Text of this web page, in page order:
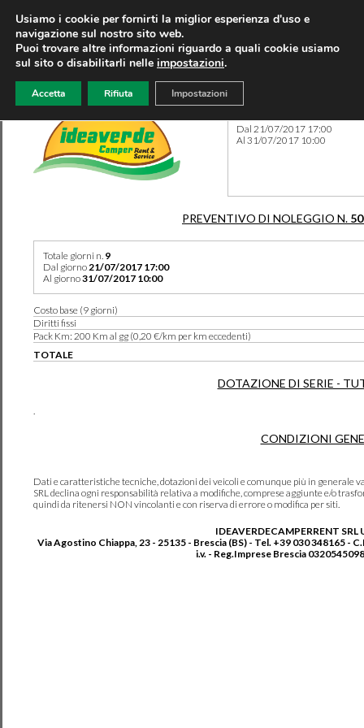
Dal 21/07/2017 17:00
Al 31/07/2017 10:00
PREVENTIVO DI NOLEGGIO N.
Totale giorni n. 9
Dal giorno21/07/2017 17:00
Al giorno31/07/2017 10:00
Costo base (9 giorni)
Diritti fissi
Pack Km: 200 Km al gg (0,20 €/km per km eccedenti)
TOTALE
DOTAZIONE DI SERIE -
.
CONDIZIONI
Dati e caratteristiche tecniche, dotazioni dei veicoli e comunque più in generale
SRL declina ogni responsabilità relativa a modifiche, comprese aggiunte e/o
quindi da ritenersi NON vincolanti e con riserva di errore o modifica per siti.
IDEAVERDECAMPERRENT SRL
Via Agostino Chiappa, 23 - 25135 - Brescia (BS) - Tel. +39 030 348165 -
i.v. - Reg.Imprese Brescia
Usiamo i cookie per fornirti la miglior esperienza d'uso e
navigazione sul nostro sito web.
Puoi trovare altre informazioni riguardo a quali cookie usiamo
sul sito o disabilitarli nelle impostazioni.
Accetta Rifiuta Impostazioni